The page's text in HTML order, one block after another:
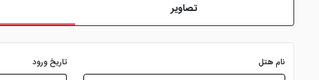
تصاویر
نام هتل تاریخ ورود